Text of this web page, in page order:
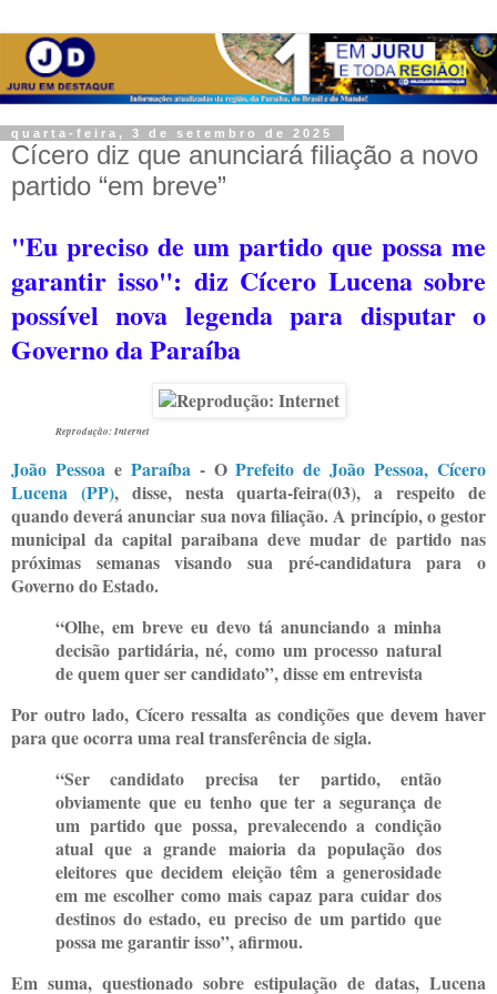
quarta-feira, 3 de setembro de 2025
Cícero diz que anunciará filiação a novo
partido “em breve”
"Eu preciso de um partido que possa me
garantir isso": diz Cícero Lucena sobre
possível nova legenda para disputar o
Governo da Paraíba
Reprodução: Internet
João Pessoae Paraíba- OPrefeito de João Pessoa, Cícero
Lucena (PP), disse, nesta quarta-feira(03), a respeito de
quando deverá anunciar sua nova filiação. A princípio, o gestor
municipal da capital paraibana deve mudar de partido nas
próximas semanas visando sua pré-candidatura para o
Governo do Estado.
“Olhe, em breve eu devo tá anunciando a minha
decisão partidária, né, como um processo natural
de quem quer ser candidato”, disse em entrevista
Por outro lado, Cícero ressalta as condições que devem haver
para que ocorra uma real transferência de sigla.
“Ser candidato precisa ter partido, então
obviamente que eu tenho que ter a segurança de
um partido que possa, prevalecendo a condição
atual que a grande maioria da população dos
eleitores que decidem eleição têm a generosidade
em me escolher como mais capaz para cuidar dos
destinos do estado, eu preciso de um partido que
possa me garantir isso”, afirmou.
Em suma, questionado sobre estipulação de datas, Lucena